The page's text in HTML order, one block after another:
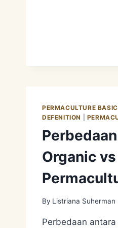
PERMACULTURE BASIC
DEFENITION
Organic vs
By Listriana Suherman
Perbedaan